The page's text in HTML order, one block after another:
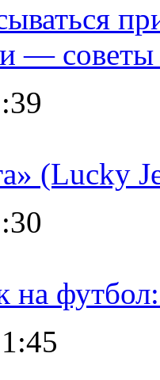
—
(Lucky
на